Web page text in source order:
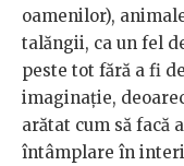
oamenilor),
talăngii, ca un fel
peste tot fără a fi
imaginație,
arătat cum să facă
întâmplare în